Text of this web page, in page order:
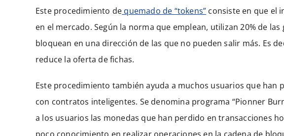
Este procedimiento de quemado de “tokens” consiste en que el
en el mercado. Según la norma que emplean, utilizan 20% de las
bloquean en una dirección de las que no pueden salir más. Es
reduce la oferta de fichas.
Este procedimiento también ayuda a muchos usuarios que han
con contratos inteligentes. Se denomina programa “Pionner
a los usuarios las monedas que han perdido en transacciones